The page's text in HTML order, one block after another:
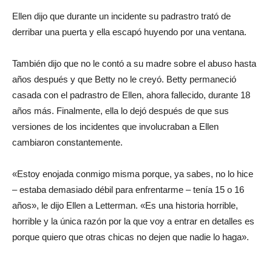
Ellen dijo que durante un incidente su padrastro trató de
derribar una puerta y ella escapó huyendo por una ventana.
También dijo que no le contó a su madre sobre el abuso hasta
años después y que Betty no le creyó. Betty permaneció
casada con el padrastro de Ellen, ahora fallecido, durante 18
años más. Finalmente, ella lo dejó después de que sus
versiones de los incidentes que involucraban a Ellen
cambiaron constantemente.
«Estoy enojada conmigo misma porque, ya sabes, no lo hice
– estaba demasiado débil para enfrentarme – tenía 15 o 16
años», le dijo Ellen a Letterman. «Es una historia horrible,
horrible y la única razón por la que voy a entrar en detalles es
porque quiero que otras chicas no dejen que nadie lo haga».